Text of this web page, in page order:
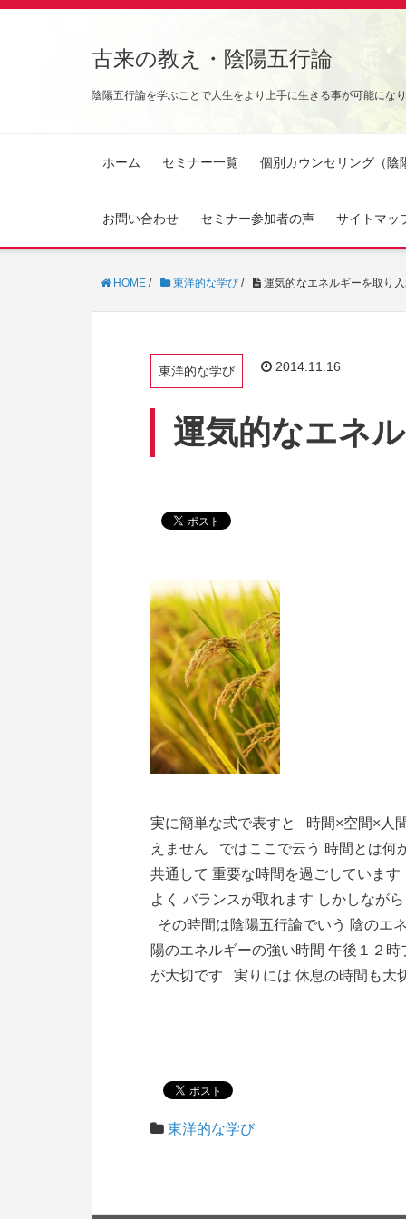
古来の教え・陰陽五行論
陰陽五行論を学ぶことで人生をより上手に生きる事が可能にな
ホーム セミナー一覧 個別カウンセリング（陰
お問い合わせ セミナー参加者の声 サイトマッ
HOME / 東洋的な学び / 運気的なエネルギーを取り
東洋的な学び 2014.11.16
運気的なエネ
実に簡単な式で表すと 時間×空間×人
えません ではここで云う 時間とは何
共通して 重要な時間を過ごしていま
よく バランスが取れます しかしなが
その時間は陰陽五行論でいう 陰のエ
陽のエネルギーの強い時間 午後１２
が大切です 実りには 休息の時間も大
東洋的な学び